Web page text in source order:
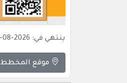
ينتهي في: 2026-08-05
موقع المخطط